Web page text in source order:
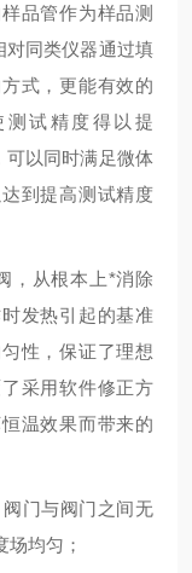
品管作为样品测
对同类仪器通过填
式，更能有效的
试精度得以提
可以同时满足微体
到提高测试精度
，从根本上*消除
发热引起的基准
性，保证了理想
采用软件修正方
温效果而带来的
门与阀门之间无
均匀；